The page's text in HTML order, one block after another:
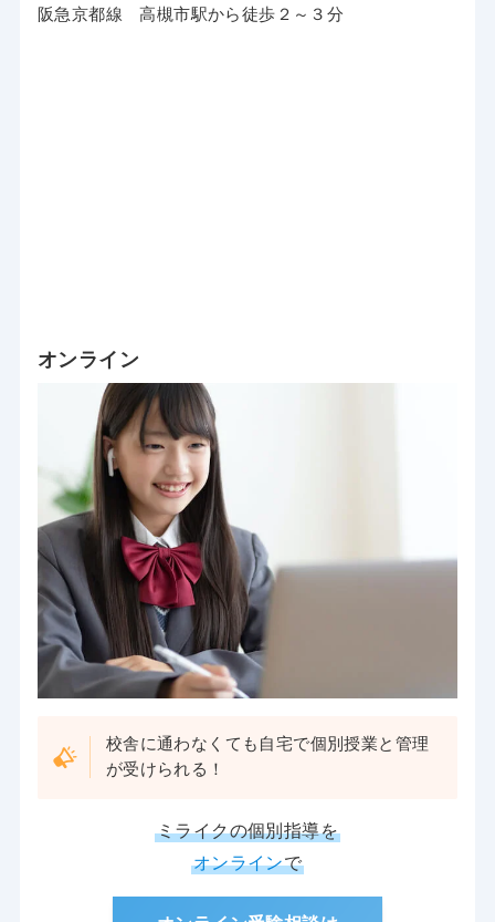
阪急京都線 高槻市駅から徒歩２～３分
オンライン
校舎に通わなくても自宅で個別授業と管理
が受けられる！
ミライクの個別指導を
オンラインで